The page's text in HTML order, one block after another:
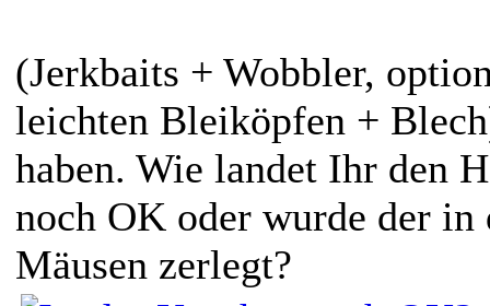
(Jerkbaits + Wobbler,
leichten Bleiköpfen +
haben. Wie landet Ihr den
noch OK oder wurde der in
Mäusen zerlegt?